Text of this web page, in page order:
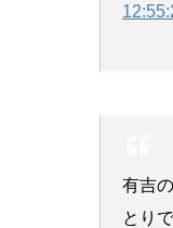
有吉
とり